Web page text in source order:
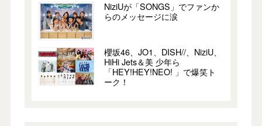
NiziUが「SONGS」でファンか
らのメッセージに涙
櫻坂46、JO1、DISH//、NiziU、
HiHi Jets＆美 少年ら
「HEY!HEY!NEO! 」で爆笑ト
ーク！